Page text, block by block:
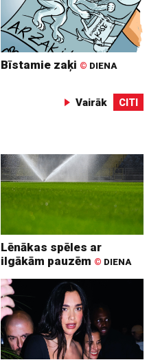
Bīstamie zaķi © DIENA
Vairāk CITI
Lēnākas spēles ar
ilgākām pauzēm © DIENA